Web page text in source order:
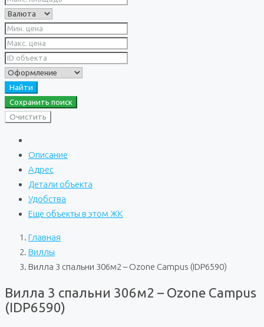
Найти
Сохранить поиск
Очистить
Описание
Адрес
Детали объекта
Удобства
Еще объекты в этом ЖК
Главная
Виллы
Вилла 3 спальни 306м2 – Ozone Campus (IDP6590)
Вилла 3 спальни 306м2 – Ozone Campus
(IDP6590)